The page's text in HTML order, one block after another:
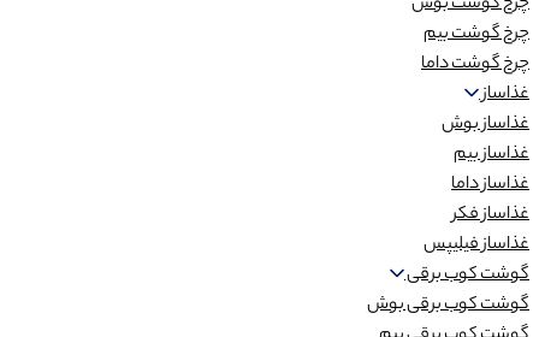
چرخ گوشت بیم
چرخ گوشت داما
غذاساز
غذاساز بوش
غذاساز بیم
غذاساز داما
غذاساز فکر
غذاساز فیلیپس
گوشت کوب برقی
گوشت کوب برقی بوش